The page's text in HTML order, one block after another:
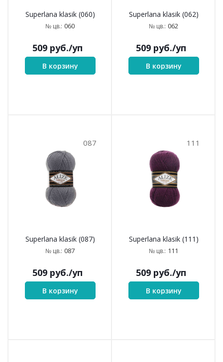
Superlana klasik (060)
№ цв.: 060
509 руб./уп
В корзину
Superlana klasik (062)
№ цв.: 062
509 руб./уп
В корзину
087
Superlana klasik (087)
№ цв.: 087
509 руб./уп
В корзину
111
Superlana klasik (111)
№ цв.: 111
509 руб./уп
В корзину